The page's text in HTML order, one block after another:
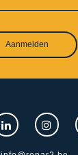
Aanmelden